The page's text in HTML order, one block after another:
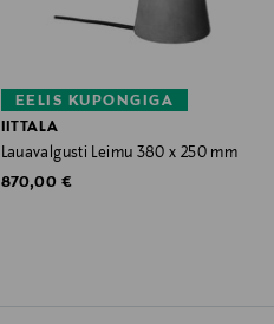
EELIS KUPONGIGA
IITTALA
Lauavalgusti Leimu 380 x 250 mm
Original Price
870,00 €